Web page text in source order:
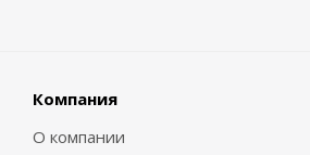
Компания
О компании